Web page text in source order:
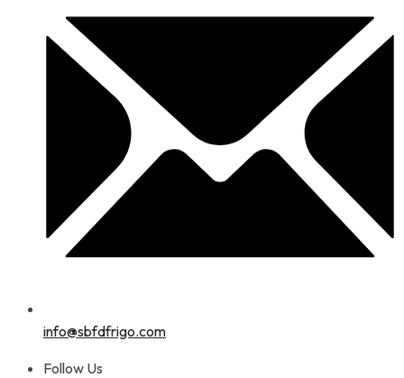
info@sbfdfrigo.com
Follow Us